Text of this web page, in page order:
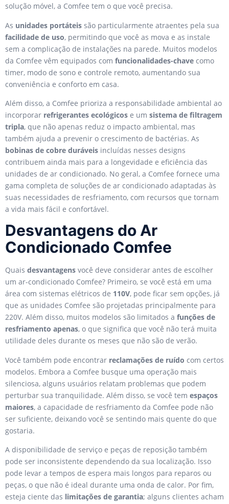
solução móvel, a Comfee tem o que você precisa.
As unidades portáteis são particularmente atraentes pela sua
facilidade de uso, permitindo que você as mova e as instale
sem a complicação de instalações na parede. Muitos modelos
da Comfee vêm equipados com funcionalidades-chave como
timer, modo de sono e controle remoto, aumentando sua
conveniência e conforto em casa.
Além disso, a Comfee prioriza a responsabilidade ambiental ao
incorporar refrigerantes ecológicos e um sistema de filtragem
tripla, que não apenas reduz o impacto ambiental, mas
também ajuda a prevenir o crescimento de bactérias. As
bobinas de cobre duráveis incluídas nesses designs
contribuem ainda mais para a longevidade e eficiência das
unidades de ar condicionado. No geral, a Comfee fornece uma
gama completa de soluções de ar condicionado adaptadas às
suas necessidades de resfriamento, com recursos que tornam
a vida mais fácil e confortável.
Desvantagens do Ar
Condicionado Comfee
Quais desvantagens você deve considerar antes de escolher
um ar-condicionado Comfee? Primeiro, se você está em uma
área com sistemas elétricos de 110V, pode ficar sem opções, já
que as unidades Comfee são projetadas principalmente para
220V. Além disso, muitos modelos são limitados a funções de
resfriamento apenas, o que significa que você não terá muita
utilidade deles durante os meses que não são de verão.
Você também pode encontrar reclamações de ruído com certos
modelos. Embora a Comfee busque uma operação mais
silenciosa, alguns usuários relatam problemas que podem
perturbar sua tranquilidade. Além disso, se você tem espaços
maiores, a capacidade de resfriamento da Comfee pode não
ser suficiente, deixando você se sentindo mais quente do que
gostaria.
A disponibilidade de serviço e peças de reposição também
pode ser inconsistente dependendo da sua localização. Isso
pode levar a tempos de espera mais longos para reparos ou
peças, o que não é ideal durante uma onda de calor. Por fim,
esteja ciente das limitações de garantia; alguns clientes acham